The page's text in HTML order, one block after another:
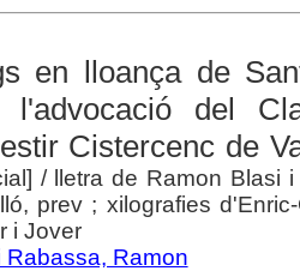
en lloança de
l'advocació del
Cistercenc de
/ lletra de Ramon Blasi
prev ; xilografies
i Jover
Rabassa, Ramon